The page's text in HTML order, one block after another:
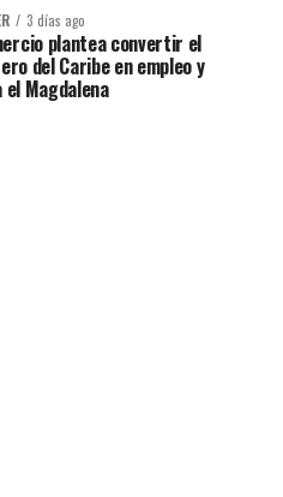
3 días ago
plantea convertir el
del Caribe en empleo y
Magdalena